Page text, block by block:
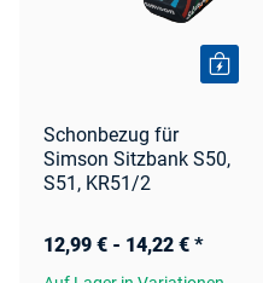
Schonbezug für
Simson Sitzbank S50,
S51, KR51/2
12,99 € - 14,22 € *